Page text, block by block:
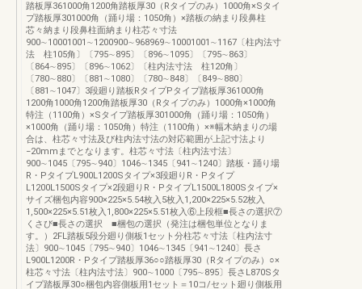
踏板厚361000角1200角踏板厚30（Rタイプのみ）1000角×Sタイ
プ踏板厚301000角（踊り場：1050角）×踏板の納まり段鼻柱
芯々納まり段鼻柱面納まり柱芯々寸法
900∼10001001∼1200900∼968969∼10001001∼1167〔柱内法寸
法 柱105角〕〔795∼895〕〔896∼1095〕〔795∼863〕
〔864∼895〕〔896∼1062〕〔柱内法寸法 柱120角〕
〔780∼880〕〔881∼1080〕〔780∼848〕〔849∼880〕
〔881∼1047〕3段廻り踏板RタイプPタイプ踏板厚361000角
1200角1000角1200角踏板厚30（Rタイプのみ）1000角×1000角
特注（1100角）×Sタイプ踏板厚301000角（踊り場：1050角）
×1000角（踊り場：1050角）特注（1100角）×※幅木納まりの場
合は、柱芯々寸法及び柱内法寸法の対応範囲が上記寸法より
−20mmまでとなります。柱芯々寸法〔柱内法寸法〕
900∼1045〔795∼940〕1046∼1345〔941∼1240〕踏板・踊り場
R・PタイプL900L1200Sタイプ×3段廻りR・Pタイプ
L1200L1500Sタイプ×2段廻りR・PタイプL1500L1800Sタイプ×
サイズ梱包内容900×225×5.54枚入5枚入1,200×225×5.52枚入
1,500×225×5.51枚入1,800×225×5.51枚入⑥上段框■長さの選択⑦
くさび■長さの選択 ■梱包の選択（発注は梱包単位となりま
す。）2FL踏板5段分廻り側板1セット分柱芯々寸法〔柱内法寸
法〕900∼1045〔795∼940〕1046∼1345〔941∼1240〕長さ
L900L1200R・Pタイプ踏板厚36○○踏板厚30（Rタイプのみ）○×
柱芯々寸法〔柱内法寸法〕900∼1000〔795∼895〕長さL870Sタ
イプ踏板厚30○梱包内容側板用1セット＝10コ/セット廻り側板用